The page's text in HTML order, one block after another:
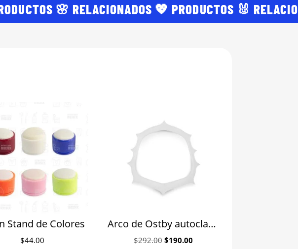
🌸 RELACIONADOS 💖 PRODUCTOS 🐰
Stand de Colores
$44.00
Arco de Ostby autoclavable para aislamiento Angelus
$292.00 Original
$190.00